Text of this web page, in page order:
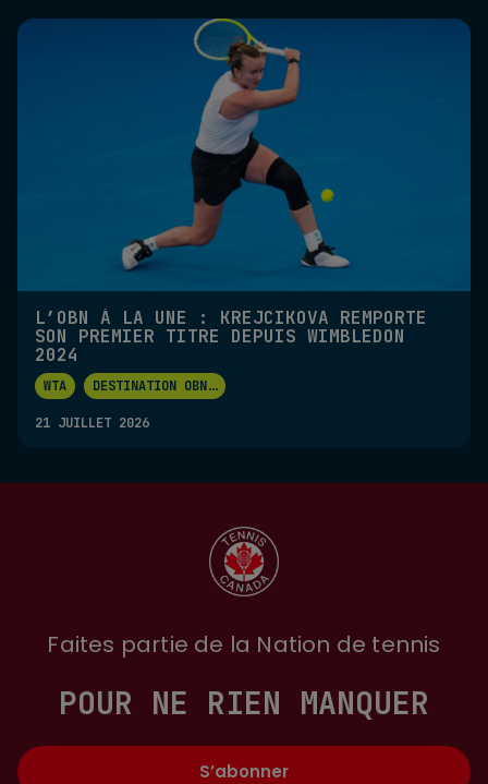
L’OBN À LA UNE : KREJCIKOVA REMPORTE
SON PREMIER TITRE DEPUIS WIMBLEDON
2024
WTA DESTINATION OBN...
21 JUILLET 2026
Faites partie de la Nation de tennis
POUR NE RIEN MANQUER
S’abonner